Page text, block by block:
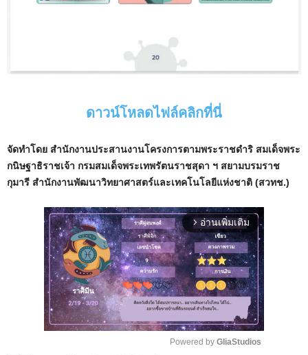
ดาวน์โหลดไฟล์คลิกที่นี่
จัดทําโดย สํานักงานประสานงานโครงการตามพระราชดําริ สมเด็จพระ
กนิษฐาธิราชเจ้า กรมสมเด็จพระเทพรัตนราชสุดา ฯ สยามบรมราช
กุมารี สํานักงานพัฒนาวิทยาศาสตร์และเทคโนโลยีแห่งชาติ (สวทช.)
arrow_forward_ios อ่านเพิ่มเติม
Powered by GliaStudios